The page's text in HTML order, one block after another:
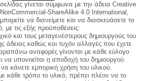
γίνεται σύμφωνα με την άδεια Creative
ShareAlike 4.0 International,
να διανείμετε και να διασκευάσετε το
με τις εξής προϋποθέσεις:
και τους μεταγενέστερους δημιουργούς του
άδειας καθώς και τυχόν αλλαγές που έχετε
αναφορές γίνονται με κάθε εύλογο
να υπονοείται η αποδοχή του δημιουργού.
κάνετε εμπορική χρήση του υλικού.
κάθε τρόπο το υλικό, πρέπει πλέον να το